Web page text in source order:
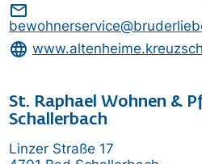
mail_outline
language
St. Raphael Wohnen &
Schallerbach
Linzer Straße 17